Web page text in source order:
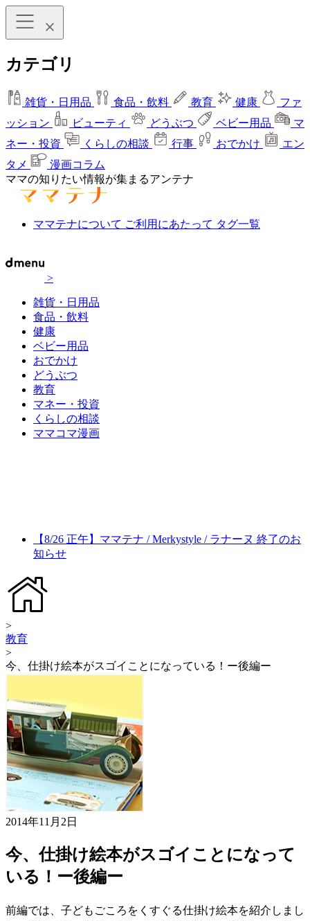
カテゴリ
雑貨・日用品 食品・飲料 教育 健康
ファ
ッション
ビューティ どうぶつ ベビー用品
マ
ネー・投資
くらしの相談 行事 おでかけ
エン
タメ
漫画コラム
ママの知りたい情報が集まるアンテナ
ママテナについて ご利用にあたって タグ一覧
>
雑貨・日用品
食品・飲料
健康
ベビー用品
おでかけ
どうぶつ
教育
マネー・投資
くらしの相談
ママコマ漫画
【8/26 正午】ママテナ / Merkystyle / ラナーヌ 終了のお
知らせ
>
教育
>
今、仕掛け絵本がスゴイことになっている！ー後編ー
2014年11月2日
今、仕掛け絵本がスゴイことになって
いる！ー後編ー
前編では、子どもごころをくすぐる仕掛け絵本を紹介しまし